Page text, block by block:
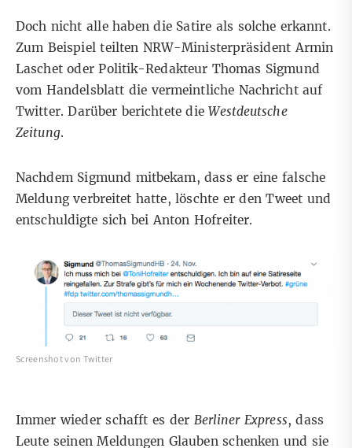
Doch nicht alle haben die Satire als solche erkannt.
Zum Beispiel teilten NRW-Ministerpräsident Armin
Laschet oder Politik-Redakteur Thomas Sigmund
vom Handelsblatt die vermeintliche Nachricht auf
Twitter. Darüber berichtetedieWestdeutsche
Zeitung.
Nachdem Sigmund mitbekam, dass er eine falsche
Meldung verbreitet hatte, löschte er den Tweet und
entschuldigte sich bei Anton Hofreiter.
Screenshot von Twitter
Immer wieder schafft es der Berliner Express, dass
Leute seinen Meldungen Glauben schenken und sie